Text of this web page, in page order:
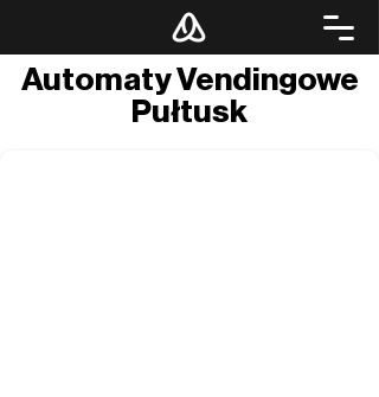
Automaty Vendingowe
Pułtusk